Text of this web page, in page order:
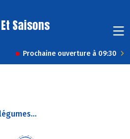
Saisons
Prochaine ouverture à 09:30